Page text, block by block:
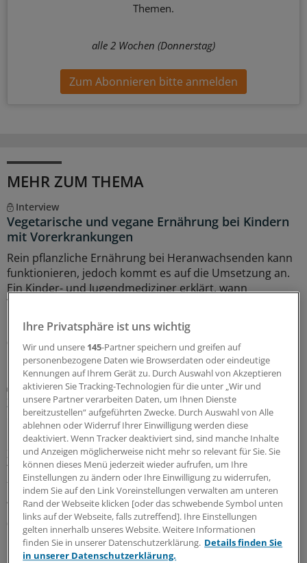
Themen.
alle 2 Wochen (Donnerstag)
Zum Abonnieren bitte anmelden
MEHR ZUM THEMA
Interview
Vegetarische und vegane Ernährung bei Kindern
mit Vorerkrankungen
Rein pflanzliche Ernährung bei Heranwachsenden kann
funktionieren, jedoch kommt es auf die Umsetzung an.
Ein Kinder- und Jugendmediziner erklärt, wann
Veganismus nichts für Kinder ist und wann diese
Ernährung vorteilhaft sein könnte.
07.08.2026
Diabetes mellitus
Zusatznutzten für Teplizumab nicht
quantifizierbar
Keinen Anhaltspunkt für einen quantifizierbaren
Zusatznutzen des neu zugelassenen Antidiabetikums
Teplizumab hat der Gemeinsame Bundesausschuss
festgestellt. Für die Bewertung war beobachtendes
Abwarten vorgegeben worden.
06.08.2026
Ihre Privatsphäre ist uns wichtig
Wir und unsere 145-Partner speichern und greifen auf
personenbezogene Daten wie Browserdaten oder eindeutige
Kennungen auf Ihrem Gerät zu. Durch Auswahl von Akzeptieren
aktivieren Sie Tracking-Technologien für die unter „Wir und
unsere Partner verarbeiten Daten, um Ihnen Dienste
bereitzustellen“ aufgeführten Zwecke. Durch Auswahl von Alle
ablehnen oder Widerruf Ihrer Einwilligung werden diese
deaktiviert. Wenn Tracker deaktiviert sind, sind manche Inhalte
und Anzeigen möglicherweise nicht mehr so relevant für Sie. Sie
können dieses Menü jederzeit wieder aufrufen, um Ihre
Einstellungen zu ändern oder Ihre Einwilligung zu widerrufen,
indem Sie auf den Link Voreinstellungen verwalten am unteren
Rand der Webseite klicken [oder das schwebende Symbol unten
links auf der Webseite, falls zutreffend]. Ihre Einstellungen
gelten innerhalb unseres Website. Weitere Informationen
finden Sie in unserer Datenschutzerklärung. Details finden Sie
in unserer Datenschutzerklärung.